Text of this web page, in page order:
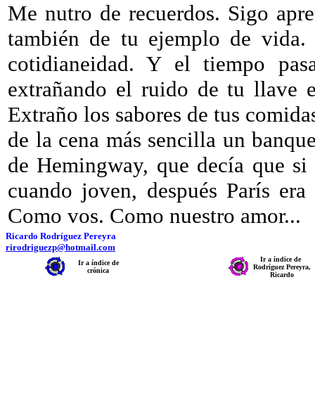
Me nutro de recuerdos. Sigo
también de tu ejemplo de vida.
cotidianeidad. Y el tiempo
extrañando el ruido de tu llave
Extraño los sabores de tus
de la cena más sencilla un
de Hemingway, que decía que
cuando joven, después París
Como vos. Como nuestro amor...
Ricardo Rodríguez Pereyra
rirodriguezp@hotmail.com
Ir a índice de
crónica
Ir a índice de
Rodríguez Pereyra,
Ricardo